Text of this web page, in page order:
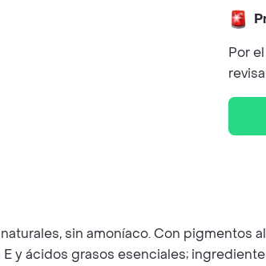
Por
sin amoníaco. Con
y ácidos grasos esenciales;